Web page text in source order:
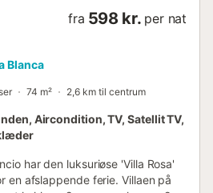
fra 598 kr. per nat
Blanca
74 m² 2,6 km til centrum
Aircondition, TV, Satellit TV,
har den luksuriøse 'Villa Rosa'
en afslappende ferie. Villaen på